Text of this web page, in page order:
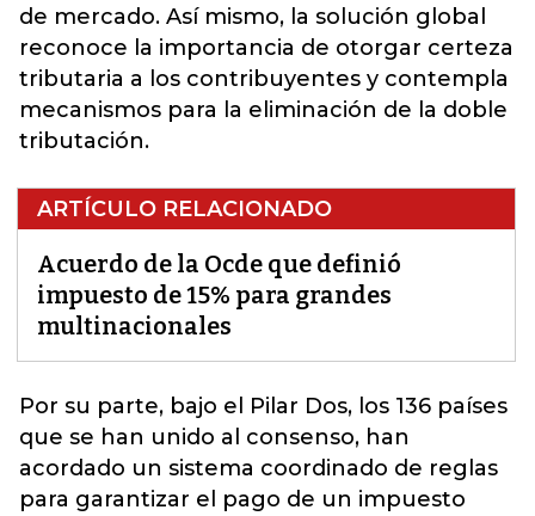
de mercado. Así mismo, la solución global
reconoce la importancia de otorgar certeza
tributaria a los contribuyentes y contempla
mecanismos para la eliminación de la doble
tributación.
ARTÍCULO RELACIONADO
Acuerdo de la Ocde que definió
impuesto de 15% para grandes
multinacionales
Por su parte, bajo el Pilar Dos, los 136 países
que se han unido al consenso, han
acordado un sistema coordinado de reglas
para garantizar el pago de un impuesto